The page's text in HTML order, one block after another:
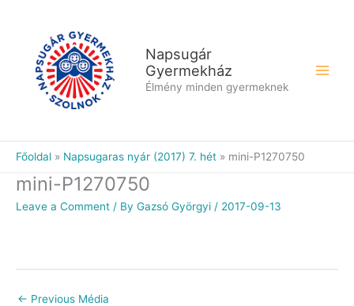
Napsugár
Gyermekház
Élmény minden gyermeknek
Főoldal Napsugaras nyár (2017) 7. hét mini-P1270750
mini-P1270750
Leave a Comment / By Gazsó Györgyi / 2017-09-13
← Previous Média